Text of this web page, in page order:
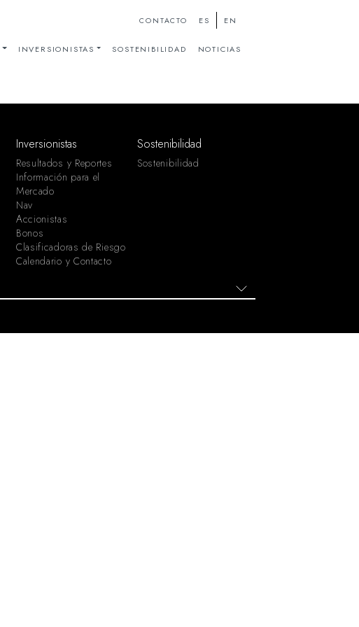
CONTACTO ES EN
INVERSIONISTAS SOSTENIBILIDAD NOTICIAS
Inversionistas
Resultados y Reportes
Información para el
Mercado
Nav
Accionistas
Bonos
Clasificadoras de Riesgo
Calendario y Contacto
Sostenibilidad
Sostenibilidad